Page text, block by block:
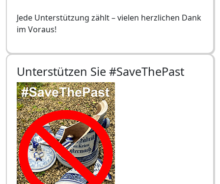
Jede Unterstützung zählt – vielen herzlichen Dank
im Voraus!
Unterstützen Sie #SaveThePast